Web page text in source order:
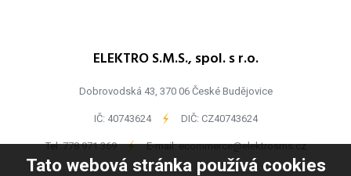
Tato webová stránka používá cookies
ELEKTRO S.M.S., spol. s r.o.
Dobrovodská 43, 370 06 České Budějovice
IČ: 40743624 - DIČ: CZ40743624
Tel:778 971 369 - E-mail:ecommerce@elektrosms.cz